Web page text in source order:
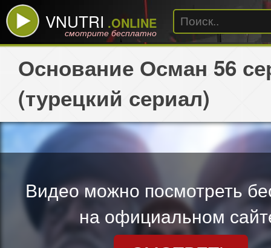
VNUTRI .ONLINE
смотрите бесплатно
Основание Осман 56
(турецкий сериал)
Видео можно посмотреть
на официальном